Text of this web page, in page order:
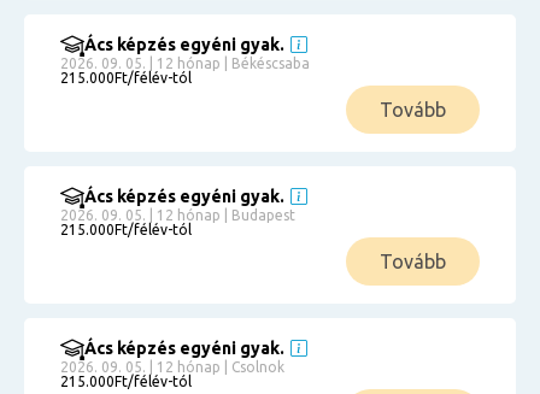
Ács képzés egyéni gyak.
2026. 09. 05. | 12 hónap | Békéscsaba
215.000Ft/félév-tól
Tovább
Ács képzés egyéni gyak.
2026. 09. 05. | 12 hónap | Budapest
215.000Ft/félév-tól
Tovább
Ács képzés egyéni gyak.
2026. 09. 05. | 12 hónap | Csolnok
215.000Ft/félév-tól